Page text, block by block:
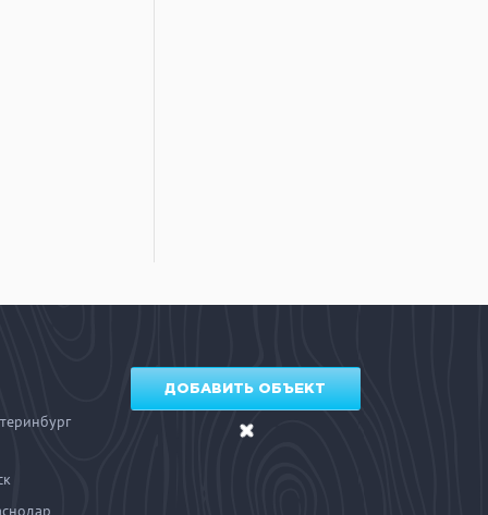
ДОБАВИТЬ ОБЪЕКТ